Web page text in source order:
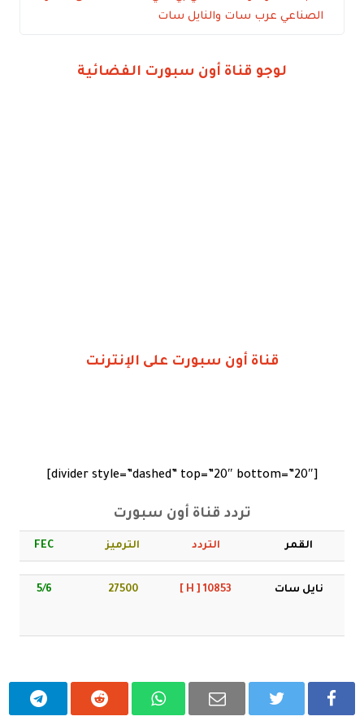
الصناعي عرب سات والنايل سات
لوجو قناة أون سبورت الفضائية
قناة أون سبورت على الإنترنت
[divider style=”dashed” top=”20″ bottom=”20″]
تردد قناة أون سبورت
القمر التردد الترميز FEC
نايل سات 10853 [ H ]
27500
5/6